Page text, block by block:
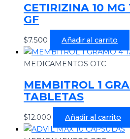
CETIRIZINA 10 MG
GF
$7.500 Añadir al carrito
MEDICAMENTOS OTC
MEMBITROL 1
TABLETAS
$12.000 Añadir al carrito